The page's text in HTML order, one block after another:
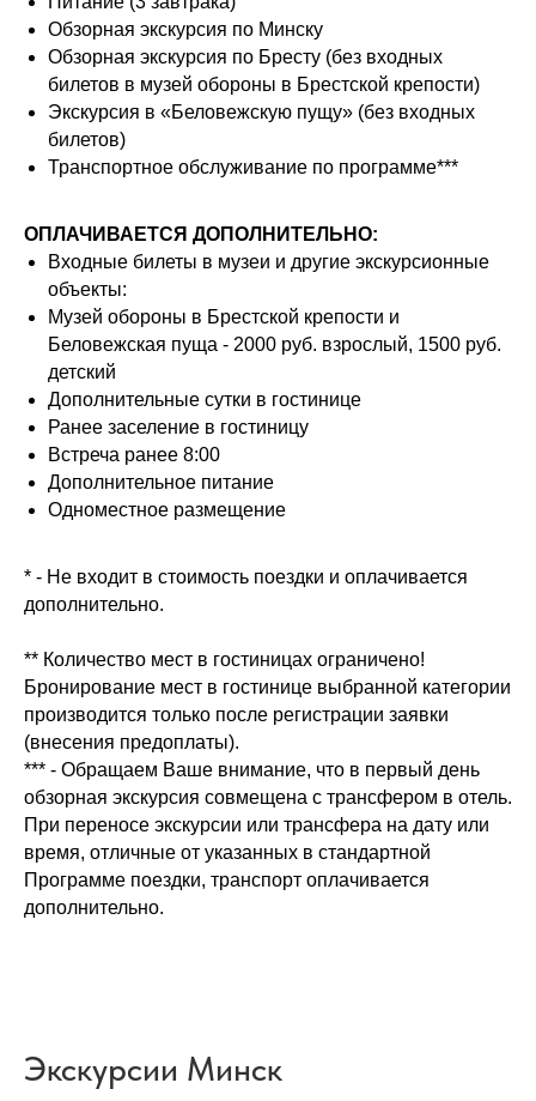
Обзорная экскурсия по Минску
Обзорная экскурсия по Бресту (без входных
билетов в музей обороны в Брестской крепости)
Экскурсия в «Беловежскую пущу» (без входных
билетов)
Транспортное обслуживание по программе***
ОПЛАЧИВАЕТСЯ ДОПОЛНИТЕЛЬНО:
Входные билеты в музеи и другие экскурсионные
объекты:
Музей обороны в Брестской крепости и
Беловежская пуща - 2000 руб. взрослый, 1500 руб.
детский
Дополнительные сутки в гостинице
Ранее заселение в гостиницу
Встреча ранее 8:00
Дополнительное питание
Одноместное размещение
* - Не входит в стоимость поездки и оплачивается
дополнительно.
** Количество мест в гостиницах ограничено!
Бронирование мест в гостинице выбранной категории
производится только после регистрации заявки
(внесения предоплаты).
*** - Обращаем Ваше внимание, что в первый день
обзорная экскурсия совмещена с трансфером в отель.
При переносе экскурсии или трансфера на дату или
время, отличные от указанных в стандартной
Программе поездки, транспорт оплачивается
дополнительно.
Экскурсии Минск